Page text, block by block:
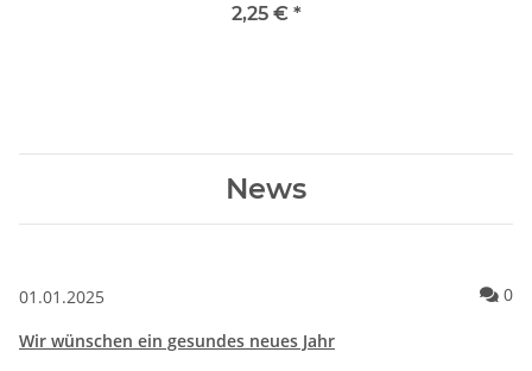
2,25 € *
News
01.01.2025 0
Wir wünschen ein gesundes neues Jahr